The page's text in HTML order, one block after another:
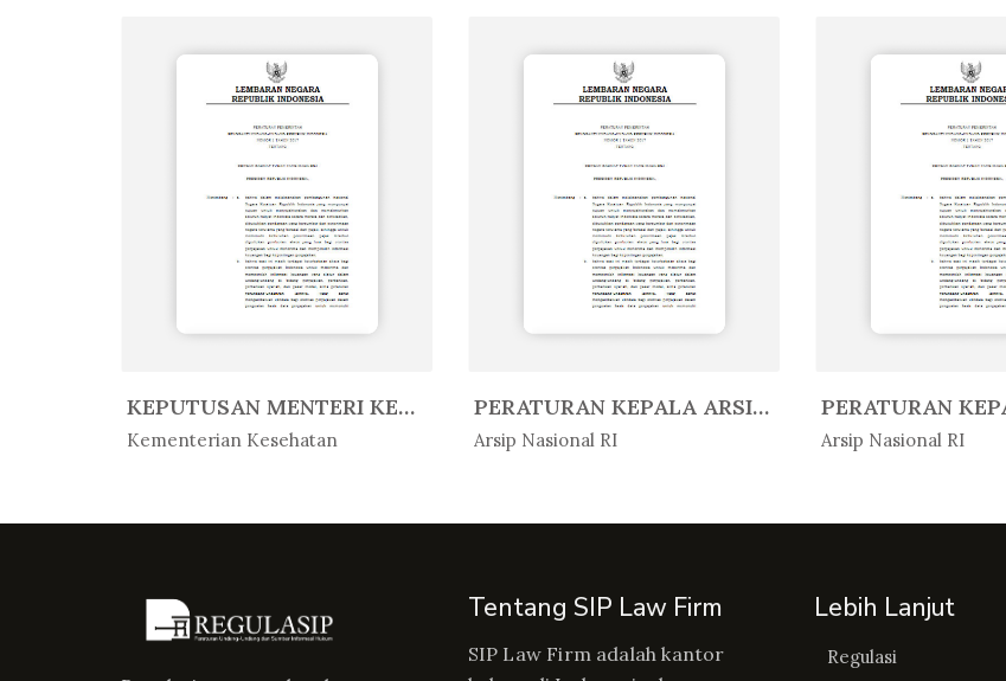
KEPUTUSAN MENTERI KESEHATAN REPU...
Kementerian Kesehatan
In Peratur...
PERATURAN KEPALA ARSIP NASIONAL ...
Arsip Nasional RI
In Peratur... Arsip Nasional RI
In Peratur...
Tentang SIP Law Firm
SIP Law Firm adalah kantor
Lebih Lanjut
Regulasi